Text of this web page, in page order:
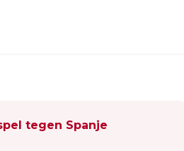
tegen Spanje